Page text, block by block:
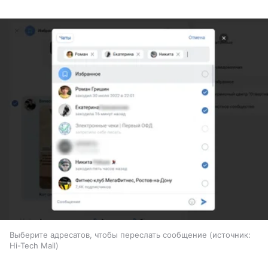
Выберите адресатов, чтобы переслать сообщение
источник:
Hi-Tech Mail